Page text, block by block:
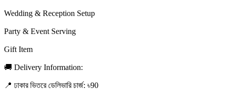
Wedding & Reception Setup
Party & Event Serving
Gift Item
🚚 Delivery Information:
📍 ঢাকার ভিতরে ডেলিভারি চার্জ: ৳90